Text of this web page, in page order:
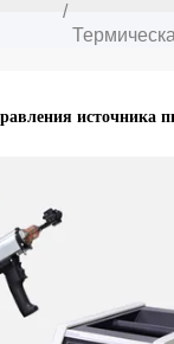
/
источника